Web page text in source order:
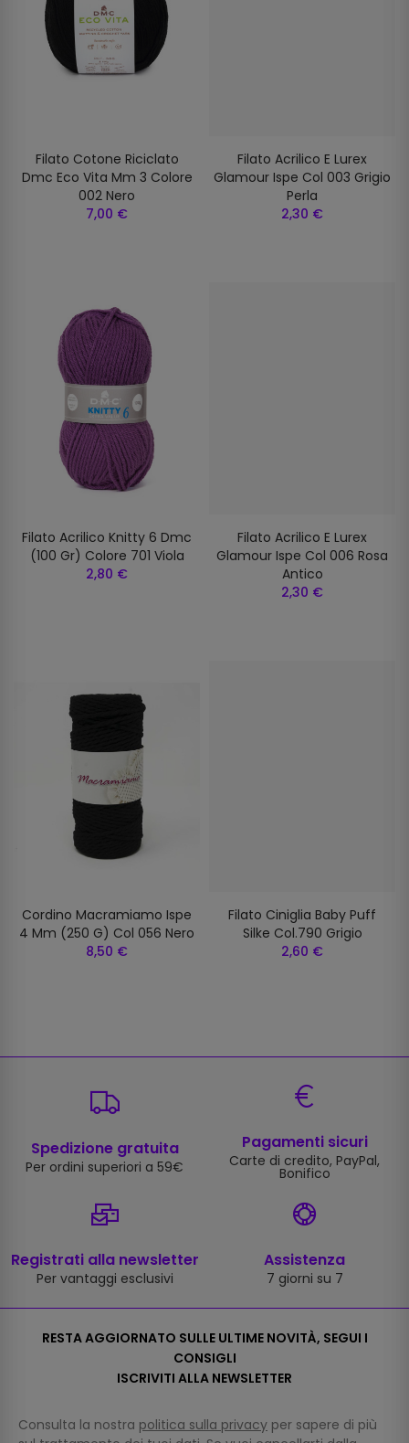
Filato Cotone Riciclato
Dmc Eco Vita Mm 3 Colore
002 Nero
7,00 €
Filato Acrilico E Lurex
Glamour Ispe Col 003 Grigio
Perla
2,30 €
Filato Acrilico Knitty 6 Dmc
(100 Gr) Colore 701 Viola
2,80 €
Filato Acrilico E Lurex
Glamour Ispe Col 006 Rosa
Antico
2,30 €
Cordino Macramiamo Ispe
4 Mm (250 G) Col 056 Nero
8,50 €
Filato Ciniglia Baby Puff
Silke Col.790 Grigio
2,60 €
Spedizione gratuita
Per ordini superiori a 59€
Pagamenti sicuri
Carte di credito, PayPal,
Bonifico
Registrati alla newsletter
Per vantaggi esclusivi
Assistenza
7 giorni su 7
RESTA AGGIORNATO SULLE ULTIME NOVITÀ, SEGUI I
CONSIGLI
ISCRIVITI ALLA NEWSLETTER
Consulta la nostra politica sulla privacy per sapere di più